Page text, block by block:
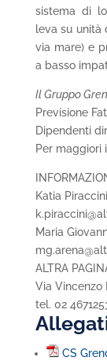
sistema di
leva su unità
via mare) e
a basso
Il Gruppo
Previsione
Dipendenti
Per maggiori
Katia
Maria
ALTRA
Via Vincenzo
tel. 02
CS